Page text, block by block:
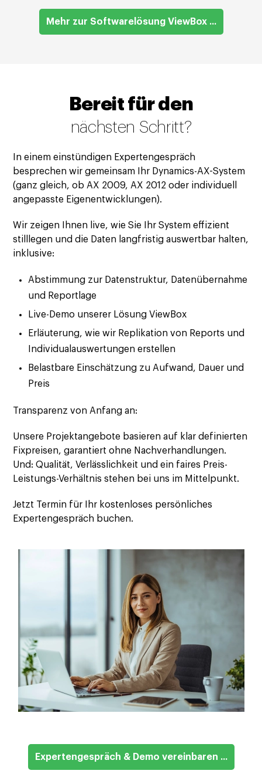
Mehr zur Softwarelösung ViewBox ...
Bereit für den
nächsten Schritt?
In einem einstündigen Expertengespräch
besprechen wir gemeinsam Ihr Dynamics-AX-System
(ganz gleich, ob AX 2009, AX 2012 oder individuell
angepasste Eigenentwicklungen).
Wir zeigen Ihnen live, wie Sie Ihr System effizient
stilllegen und die Daten langfristig auswertbar halten,
inklusive:
Abstimmung zur Datenstruktur, Datenübernahme
und Reportlage
Live-Demo unserer Lösung ViewBox
Erläuterung, wie wir Replikation von Reports und
Individualauswertungen erstellen
Belastbare Einschätzung zu Aufwand, Dauer und
Preis
Transparenz von Anfang an:
Unsere Projektangebote basieren auf klar definierten
Fixpreisen, garantiert ohne Nachverhandlungen.
Und: Qualität, Verlässlichkeit und ein faires Preis-
Leistungs-Verhältnis stehen bei uns im Mittelpunkt.
Jetzt Termin für Ihr kostenloses persönliches
Expertengespräch buchen.
Expertengespräch & Demo vereinbaren ...